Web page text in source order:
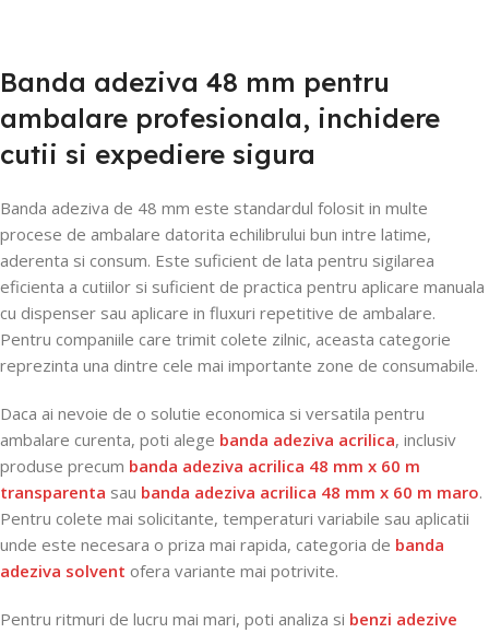
Banda adeziva 48 mm pentru
ambalare profesionala, inchidere
cutii si expediere sigura
Banda adeziva de 48 mm este standardul folosit in multe
procese de ambalare datorita echilibrului bun intre latime,
aderenta si consum. Este suficient de lata pentru sigilarea
eficienta a cutiilor si suficient de practica pentru aplicare manuala
cu dispenser sau aplicare in fluxuri repetitive de ambalare.
Pentru companiile care trimit colete zilnic, aceasta categorie
reprezinta una dintre cele mai importante zone de consumabile.
Daca ai nevoie de o solutie economica si versatila pentru
ambalare curenta, poti alege banda adeziva acrilica, inclusiv
produse precum banda adeziva acrilica 48 mm x 60 m
transparenta sau banda adeziva acrilica 48 mm x 60 m maro.
Pentru colete mai solicitante, temperaturi variabile sau aplicatii
unde este necesara o priza mai rapida, categoria de banda
adeziva solvent ofera variante mai potrivite.
Pentru ritmuri de lucru mai mari, poti analiza si benzi adezive